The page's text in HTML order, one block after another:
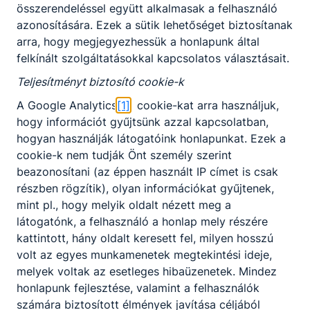
Vörös József matematika-fizika szakos kollégánk
saját weboldala, diákjaink számára!
Partnereink
összerendeléssel együtt alkalmasak a felhasználó
azonosítására. Ezek a sütik lehetőséget biztosítanak
arra, hogy megjegyezhessük a honlapunk által
felkínált szolgáltatásokkal kapcsolatos választásait.
Teljesítményt biztosító cookie-k
A Google Analytics [1] cookie-kat arra használjuk,
hogy információt gyűjtsünk azzal kapcsolatban,
hogyan használják látogatóink honlapunkat. Ezek a
cookie-k nem tudják Önt személy szerint
beazonosítani (az éppen használt IP címet is csak
részben rögzítik), olyan információkat gyűjtenek,
mint pl., hogy melyik oldalt nézett meg a
látogatónk, a felhasználó a honlap mely részére
kattintott, hány oldalt keresett fel, milyen hosszú
volt az egyes munkamenetek megtekintési ideje,
melyek voltak az esetleges hibaüzenetek. Mindez
honlapunk fejlesztése, valamint a felhasználók
számára biztosított élmények javítása céljából